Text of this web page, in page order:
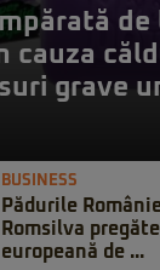
de
cauza
grave
BUSINESS
Pădurile
Romsilva
europeană de ...